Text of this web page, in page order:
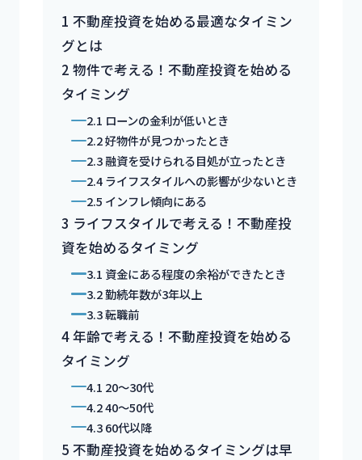
1 不動産投資を始める最適なタイミン
グとは
2 物件で考える！不動産投資を始める
タイミング
2.1 ローンの金利が低いとき
2.2好物件が見つかったとき
2.3融資を受けられる目処が立ったとき
2.4ライフスタイルへの影響が少ないとき
2.5 インフレ傾向にある
3 ライフスタイルで考える！不動産投
資を始めるタイミング
3.1 資金にある程度の余裕ができたとき
3.2勤続年数が3年以上
3.3転職前
4年齢で考える！不動産投資を始める
タイミング
4.1 20～30代
4.240～50代
4.360代以降
5 不動産投資を始めるタイミングは早